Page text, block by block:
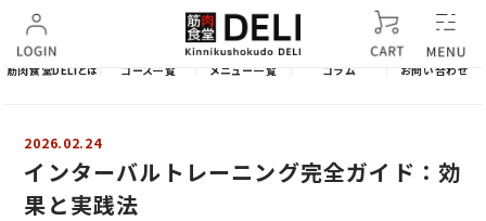
筋肉食堂DELIとは コース一覧 メニュー一覧 コラム お問い合わせ
2026.02.24
インターバルトレーニング完全ガイド：効
果と実践法